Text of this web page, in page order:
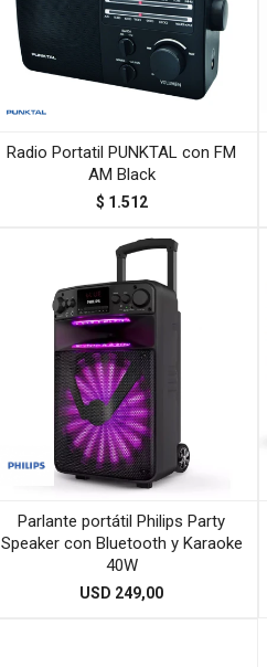
Radio Portatil PUNKTAL con FM
AM Black
$ 1.512
Parlante portátil Philips Party
Speaker con Bluetooth y Karaoke
40W
USD 249,00